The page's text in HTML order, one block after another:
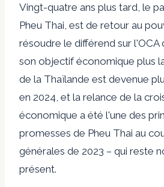
Vingt-quatre ans plus tard, le
Pheu Thai, est de retour au
résoudre le différend sur l'OCA
son objectif économique plus
de la Thaïlande est devenue
en 2024, et la relance de la
économique a été l'une des
promesses de Pheu Thai au
générales de 2023 – qui reste
présent.